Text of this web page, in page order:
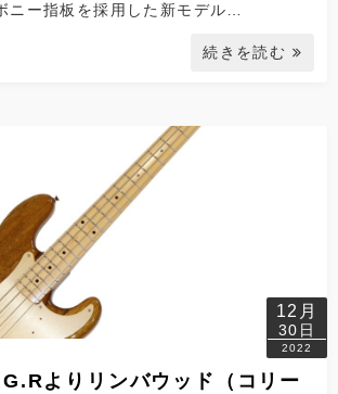
ニー指板を採用した新モデル…
続きを読む
12月
30日
2022
よりリンバウッド（コリー